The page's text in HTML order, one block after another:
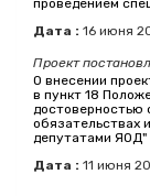
проведением
Дата : 16 июня
Проект
О внесении
в пункт 18
достоверностью
обязательствах
депутатами ЯОД"
Дата : 11 июня